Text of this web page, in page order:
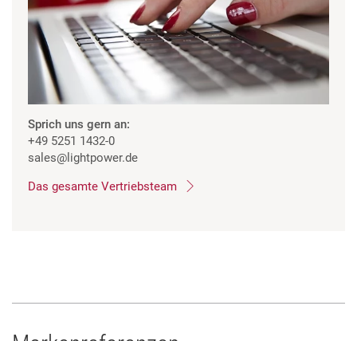
Sprich uns gern an:
+49 5251 1432-0
sales@lightpower.de
Das gesamte Vertriebsteam